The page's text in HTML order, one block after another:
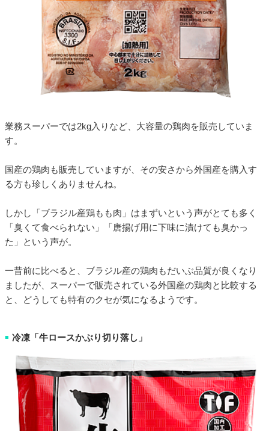
業務スーパーでは2kg入りなど、大容量の鶏肉を販売していま
す。
国産の鶏肉も販売していますが、その安さから外国産を購入す
る方も珍しくありませんね。
しかし「ブラジル産鶏もも肉」はまずいという声がとても多く
「臭くて食べられない」「唐揚げ用に下味に漬けても臭かっ
た」という声が。
一昔前に比べると、ブラジル産の鶏肉もだいぶ品質が良くなり
ましたが、スーパーで販売されている外国産の鶏肉と比較する
と、どうしても特有のクセが気になるようです。
■ 冷凍「牛ロースかぶり切り落し」